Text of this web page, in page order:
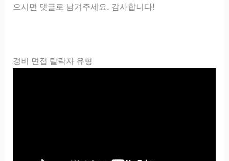
으시면 댓글로 남겨주세요. 감사합니다!
경비 면접 탈락자 유형